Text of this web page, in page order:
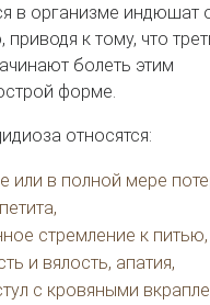
в организме индюшат
к тому, что
болеть этим
форме.
относятся:
или в полной мере
стремление к питью,
и вялость, апатия,
с кровяными